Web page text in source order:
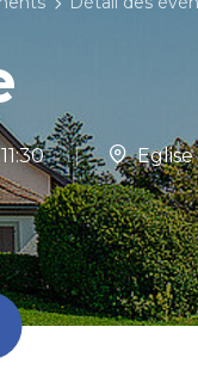
| Eglise